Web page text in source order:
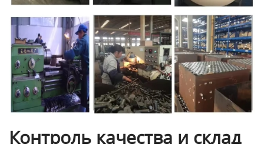
Контроль качества и склад